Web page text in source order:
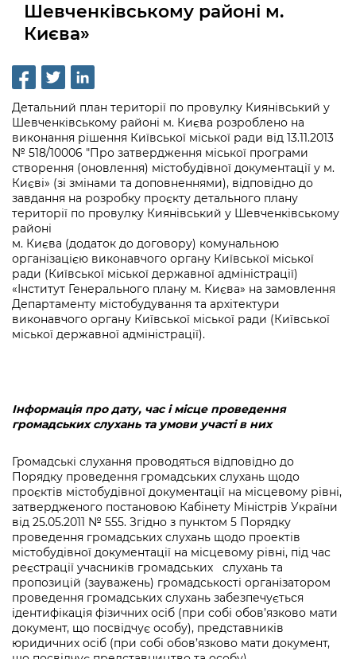
Рішення та розпорядження
Проєкти розпоряджень, що
Рішення Київради
Контактна інформація
Графік роботи та прийому громадян
Вакансії
Статистика
Звернення громадян
Регуляторна діяльність
Промисловість і наука Києва
Річні звіти
Гендерна політика
Безбар'єрність
Київська міська військова адміністрація
Освіта та навчальні заклади
Навколишнє середовище міста
Містобудування та земельні ділянки
Культура, спорт, дозвілля
Бізнес та ліцензування
Фінанси та бюджет
Безпека та правопорядок
Ритуальні послуги
Іноземцям / For foreigners
Безбар'єрність
Міський застосунок Київ Цифровий
Важливе під час воєнного стану
Громадська експертиза
Консультації з громадськістю
Громадська рада
Петиції
Відкритий бюджет
Контактний центр
Допомога учасникам АТО
Рада з питань внутрішньо переміщених
осіб при Київській міській військовій
адміністрації
Важливе під час воєнного стану
Інформація з обмеженим доступом
Подати запит онлайн
Проекти нормативно-правових та
інших актів
Нормативна база
Питання і відповіді про публічну
інформацію
Порядок оскарження рішень, дій чи
бездіяльності розпорядників інформації
Звіти про опрацювання запитів на
публічну інформацію
Інформація для споживачів
Портал даних Києва
Медіагалерея
КМДА / Subscribe to announcements
from the KCSA
Порядок акредитації медіа /
Accreditation process
Подати журналістський запит /
Submitting a media request
Зйомки в лікарнях в умовах воєнного
стану / Rules for media coverage of
hospitals at work under martial law
Контакти для медіа / Contacts for mass
media
Портал Послуг
Шевченківському районі м.
Києва»
Детальний план території по провулку Киянівський у
Шевченківському районі м. Києва розроблено на
виконання рішення Київської міської ради від 13.11.2013
№ 518/10006 "Про затвердження міської програми
створення (оновлення) містобудівної документації у м.
Києві» (зі змінами та доповненнями), відповідно до
завдання на розробку проєкту детального плану
території по провулку Киянівський у Шевченківському
районі
м. Києва (додаток до договору) комунальною
організацією виконавчого органу Київської міської
ради (Київської міської державної адміністрації)
«Інститут Генерального плану м. Києва» на замовлення
Департаменту містобудування та архітектури
виконавчого органу Київської міської ради (Київської
міської державної адміністрації).
Інформація про дату, час і місце проведення
громадських слухань та умови участі в них
Громадські слухання проводяться відповідно до
Порядку проведення громадських слухань щодо
проєктів містобудівної документації на місцевому рівні,
затвердженого постановою Кабінету Міністрів України
від 25.05.2011 № 555. Згідно з пунктом 5 Порядку
проведення громадських слухань щодо проектів
містобудівної документації на місцевому рівні, під час
реєстрації учасників громадських слухань та
пропозицій (зауважень) громадськості організатором
проведення громадських слухань забезпечується
ідентифікація фізичних осіб (при собі обов’язково мати
документ, що посвідчує особу), представників
юридичних осіб (при собі обов’язково мати документ,